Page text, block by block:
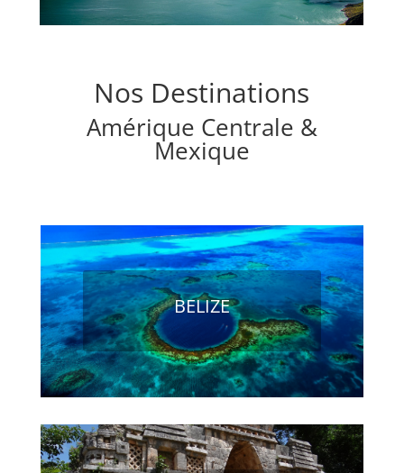
Nos Destinations
Amérique Centrale &
Mexique
BELIZE